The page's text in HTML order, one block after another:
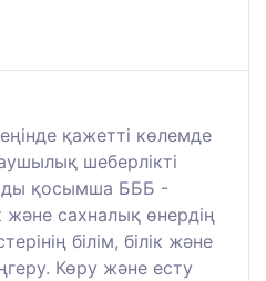
қажетті көлемде
шеберлікті
қосымша БББ -
және сахналық өнердің
білім, білік және
Көру және есту